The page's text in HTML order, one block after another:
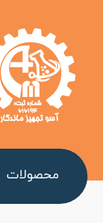
محصولات